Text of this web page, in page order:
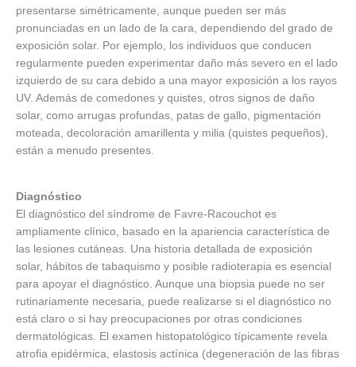
presentarse simétricamente, aunque pueden ser más
pronunciadas en un lado de la cara, dependiendo del grado de
exposición solar. Por ejemplo, los individuos que conducen
regularmente pueden experimentar daño más severo en el lado
izquierdo de su cara debido a una mayor exposición a los rayos
UV. Además de comedones y quistes, otros signos de daño
solar, como arrugas profundas, patas de gallo, pigmentación
moteada, decoloración amarillenta y milia (quistes pequeños),
están a menudo presentes.
Diagnóstico
El diagnóstico del síndrome de Favre-Racouchot es
ampliamente clínico, basado en la apariencia característica de
las lesiones cutáneas. Una historia detallada de exposición
solar, hábitos de tabaquismo y posible radioterapia es esencial
para apoyar el diagnóstico. Aunque una biopsia puede no ser
rutinariamente necesaria, puede realizarse si el diagnóstico no
está claro o si hay preocupaciones por otras condiciones
dermatológicas. El examen histopatológico típicamente revela
atrofia epidérmica, elastosis actínica (degeneración de las fibras